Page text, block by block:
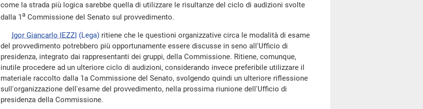
come la strada più logica sarebbe quella di utilizzare le risultanze del ciclo di audizioni svolte
dalla 1a Commissione del Senato sul provvedimento.
Igor Giancarlo IEZZI (Lega) ritiene che le questioni organizzative circa le modalità di esame
del provvedimento potrebbero più opportunamente essere discusse in seno all'Ufficio di
presidenza, integrato dai rappresentanti dei gruppi, della Commissione. Ritiene, comunque,
inutile procedere ad un ulteriore ciclo di audizioni, considerando invece preferibile utilizzare il
materiale raccolto dalla 1a Commissione del Senato, svolgendo quindi un ulteriore riflessione
sull'organizzazione dell'esame del provvedimento, nella prossima riunione dell'Ufficio di
presidenza della Commissione.